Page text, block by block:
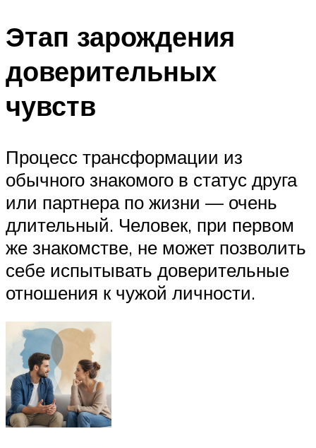
Этап зарождения
доверительных
чувств
Процесс трансформации из
обычного знакомого в статус друга
или партнера по жизни — очень
длительный. Человек, при первом
же знакомстве, не может позволить
себе испытывать доверительные
отношения к чужой личности.